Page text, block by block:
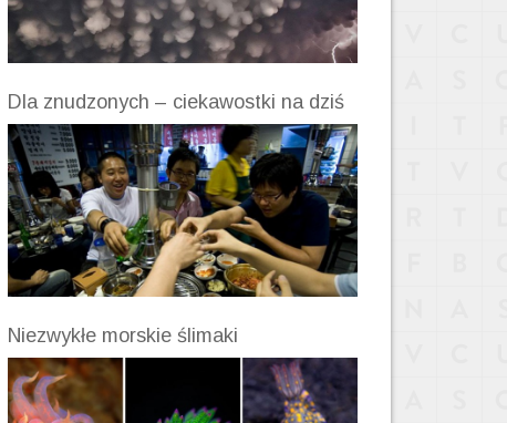
Dla znudzonych – ciekawostki na dziś
Niezwykłe morskie ślimaki